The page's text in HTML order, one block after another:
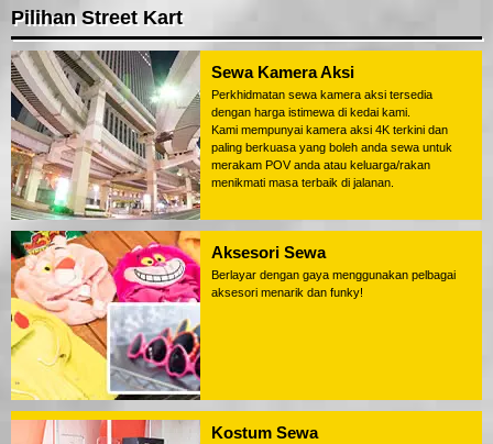
Pilihan Street Kart
Sewa Kamera Aksi
Perkhidmatan sewa kamera aksi tersedia
dengan harga istimewa di kedai kami.
Kami mempunyai kamera aksi 4K terkini dan
paling berkuasa yang boleh anda sewa untuk
merakam POV anda atau keluarga/rakan
menikmati masa terbaik di jalanan.
Aksesori Sewa
Berlayar dengan gaya menggunakan pelbagai
aksesori menarik dan funky!
Kostum Sewa